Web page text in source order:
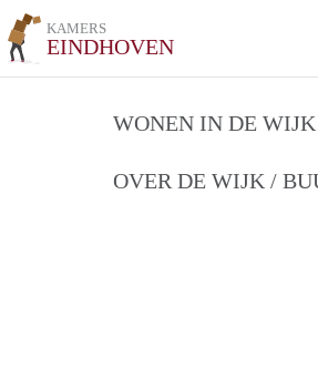
KAMERS
EINDHOVEN
WONEN IN DE
OVER DE WIJK /